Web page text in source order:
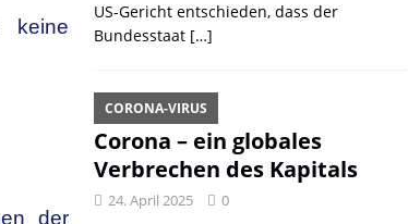
keine
der
US-Gericht entschieden, dass der
Bundesstaat […]
Corona – ein globales
Verbrechen des Kapitals
CORONA-VIRUS
24. April 2025 0